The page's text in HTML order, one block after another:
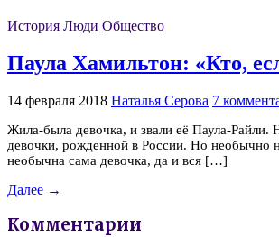
История Люди Общество
Паула Хамильтон: «Кто,
14 февраля 2018 Наталья Серова 7
Жила-была девочка, и звали её Паула-Райли.
девочки, рожденной в России. Но необычно
необычна сама девочка, да и вся […]
Далее →
Комментарии